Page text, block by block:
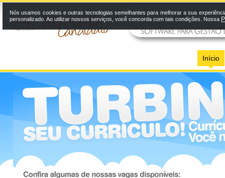
Início
Nós usamos cookies e outras tecnologias semelhantes para melhorar a sua
personalizado. Ao utilizar nossos serviços, você concorda com tais condições. Nossa